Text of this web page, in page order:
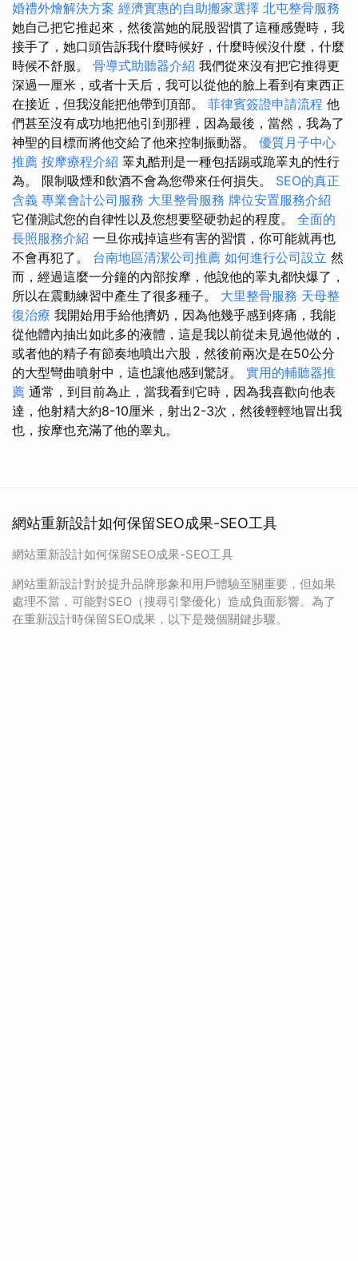
婚禮外燴解決方案 經濟實惠的自助搬家選擇 北屯整骨服務
她自己把它推起來，然後當她的屁股習慣了這種感覺時，我
接手了，她口頭告訴我什麼時候好，什麼時候沒什麼，什麼
時候不舒服。 骨導式助聽器介紹 我們從來沒有把它推得更
深過一厘米，或者十天后，我可以從他的臉上看到有東西正
在接近，但我沒能把他帶到頂部。 菲律賓簽證申請流程 他
們甚至沒有成功地把他引到那裡，因為最後，當然，我為了
神聖的目標而將他交給了他來控制振動器。 優質月子中心
推薦 按摩療程介紹 睪丸酷刑是一種包括踢或跪睪丸的性行
為。 限制吸煙和飲酒不會為您帶來任何損失。 SEO的真正
含義 專業會計公司服務 大里整骨服務 牌位安置服務介紹
它僅測試您的自律性以及您想要堅硬勃起的程度。 全面的
長照服務介紹 一旦你戒掉這些有害的習慣，你可能就再也
不會再犯了。 台南地區清潔公司推薦 如何進行公司設立 然
而，經過這麼一分鐘的內部按摩，他說他的睪丸都快爆了，
所以在震動練習中產生了很多種子。 大里整骨服務 天母整
復治療 我開始用手給他擠奶，因為他幾乎感到疼痛，我能
從他體內抽出如此多的液體，這是我以前從未見過他做的，
或者他的精子有節奏地噴出六股，然後前兩次是在50公分
的大型彎曲噴射中，這也讓他感到驚訝。 實用的輔聽器推
薦 通常，到目前為止，當我看到它時，因為我喜歡向他表
達，他射精大約8-10厘米，射出2-3次，然後輕輕地冒出我
也，按摩也充滿了他的睾丸。
網站重新設計如何保留SEO成果-SEO工具
網站重新設計如何保留SEO成果-SEO工具
網站重新設計對於提升品牌形象和用戶體驗至關重要，但如果
處理不當，可能對SEO（搜尋引擎優化）造成負面影響。為了
在重新設計時保留SEO成果，以下是幾個關鍵步驟。